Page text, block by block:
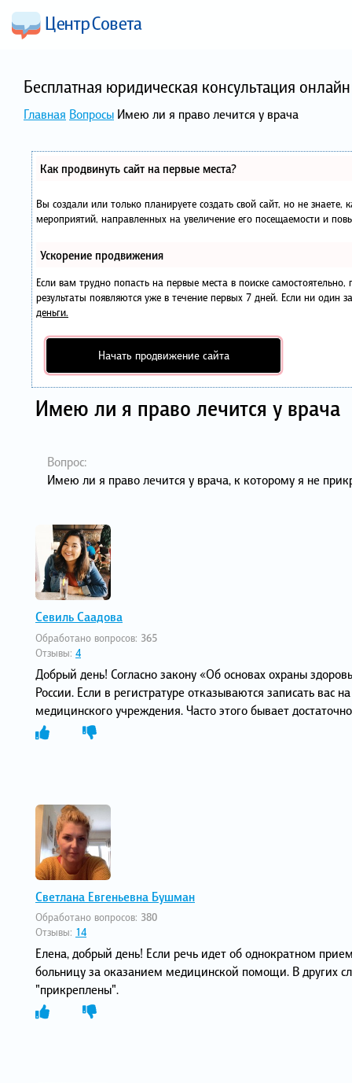
Бесплатная юридическая консультация
Главная Вопросы Имею ли я право лечится у врача
Как продвинуть сайт на первые места?
Вы создали или только планируете создать свой сайт, но не
мероприятий, направленных на увеличение его посещаемости и
Ускорение продвижения
Если вам трудно попасть на первые места в поиске
результаты появляются уже в течение первых 7 дней. Если ни один
деньги.
Начать продвижение сайта
Имею ли я право лечится у врача
Вопрос:
Имею ли я право лечится у врача, к которому я не
Севиль Саадова
Обработано вопросов: 365
Отзывы: 4
Добрый день! Согласно закону «Об основах охраны
России. Если в регистратуре отказываются записать вас
медицинского учреждения. Часто этого бывает
Светлана Евгеньевна Бушман
Обработано вопросов: 380
Отзывы: 14
Елена, добрый день! Если речь идет об однократном
больницу за оказанием медицинской помощи. В других
"прикреплены".